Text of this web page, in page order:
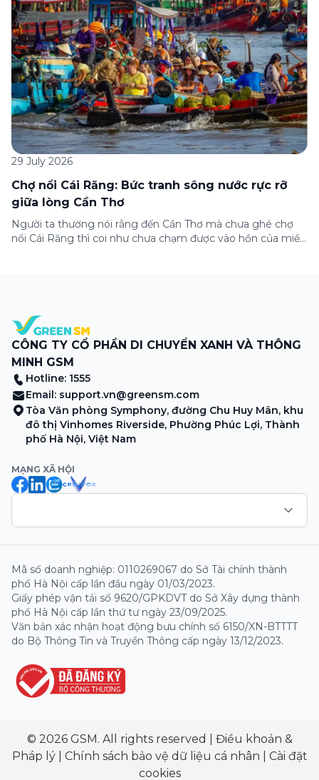
29 July 2026
Chợ nổi Cái Răng: Bức tranh sông nước rực rỡ
giữa lòng Cần Thơ
Người ta thường nói rằng đến Cần Thơ mà chưa ghé chợ
nổi Cái Răng thì coi như chưa chạm được vào hồn của miền
CÔNG TY CỔ PHẦN DI CHUYỂN XANH VÀ THÔNG
MINH GSM
Hotline: 1555
Email: support.vn@greensm.com
Tòa Văn phòng Symphony, đường Chu Huy Mân, khu
đô thị Vinhomes Riverside, Phường Phúc Lợi, Thành
phố Hà Nội, Việt Nam
MẠNG XÃ HỘI
Mã số doanh nghiệp: 0110269067 do Sở Tài chính thành
phố Hà Nội cấp lần đầu ngày 01/03/2023.
Giấy phép vận tải số 9620/GPKDVT do Sở Xây dựng thành
phố Hà Nội cấp lần thứ tư ngày 23/09/2025.
Văn bản xác nhận hoạt động bưu chính số 6150/XN-BTTTT
do Bộ Thông Tin và Truyền Thông cấp ngày 13/12/2023.
© 2026 GSM. All rights reserved
Điều khoản &
Pháp lý| Chính sách bảo vệ dữ liệu cá nhân
Cài đặt
cookies